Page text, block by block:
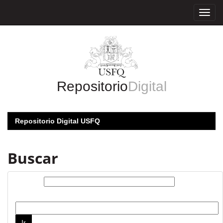
RepositorioDigital
Repositorio Digital USFQ
Buscar